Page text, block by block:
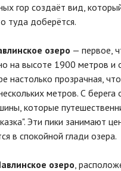
гор создаёт вид,
туда доберётся.
озеро — первое,
на высоте 1900 метров и
настолько прозрачная,
метров. С
которые
Эти пики занимают
в спокойной глади озера.
озеро ,